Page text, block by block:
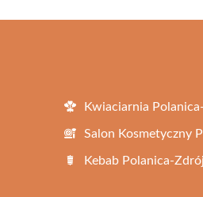
Kwiaciarnia
Salon Kosmetyczny
Kebab Polanica-Zdrój